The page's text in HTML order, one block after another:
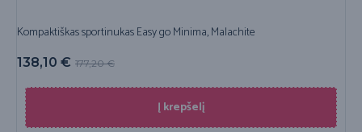
Kompaktiškas sportinukas Easy go Minima, Malachite
177,20€
138,10 €
Į krepšelį